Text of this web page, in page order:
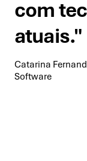
com
atuais."
Catarina
Software